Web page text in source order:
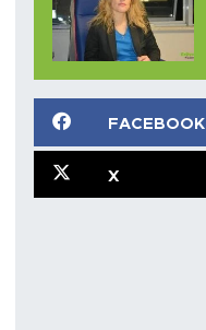
FACEBOOK
X